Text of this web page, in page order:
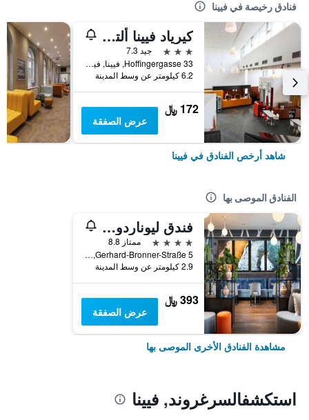
فنادق رخيصة في فيينا
كيرياد فيينا ألتمانسدورف
3 نجوم
جيد 7.3
Hoffingergasse 33, فيينا, فيينا, النمسا
6.2 كيلومتر عن وسط المدينة
172 ﷼
عرض الصفقة
شاهد أرخص الفنادق في فيينا
الفنادق الموصى بها
فندق ليوناردو فيينا هابتبانهوف
4 نجوم
ممتاز 8.8
Gerhard-Bronner-Straße 5, فيينا, فيينا, النمسا
2.9 كيلومتر عن وسط المدينة
393 ﷼
عرض الصفقة
مشاهدة الفنادق الأخرى الموصى بها
استكشفالسرغروند, فيينا